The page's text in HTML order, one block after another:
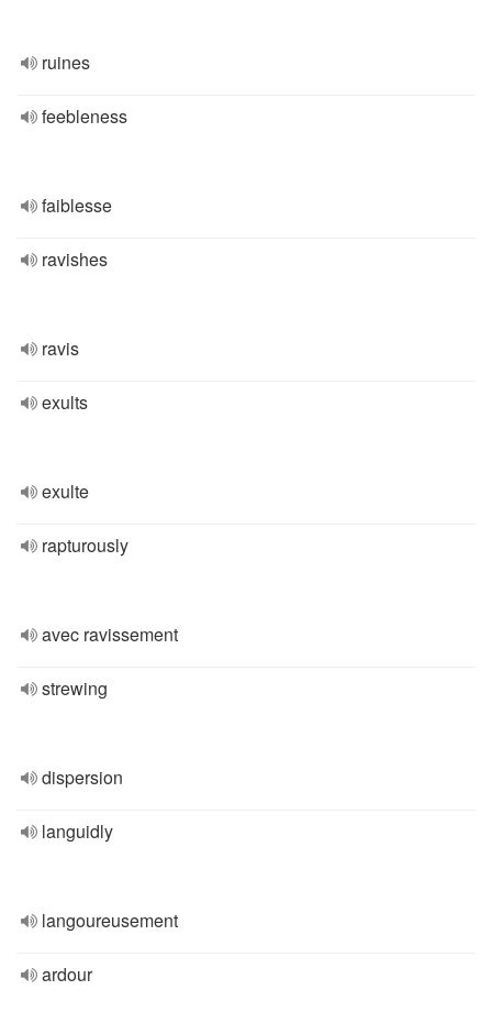
ruines
feebleness
faiblesse
ravishes
ravis
exults
exulte
rapturously
avec ravissement
strewing
dispersion
languidly
langoureusement
ardour